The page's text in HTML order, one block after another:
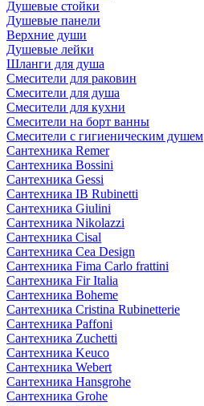
Душевые стойки
Душевые панели
Верхние души
Душевые лейки
Шланги для душа
Смесители для раковин
Смесители для душа
Смесители для кухни
Смесители на борт ванны
Смесители с гигиеническим душем
Сантехника Remer
Сантехника Bossini
Сантехника Gessi
Сантехника IB Rubinetti
Сантехника Giulini
Сантехника Nikolazzi
Сантехника Cisal
Сантехника Cea Design
Сантехника Fima Carlo frattini
Сантехника Fir Italia
Сантехника Boheme
Сантехника Cristina Rubinetterie
Сантехника Paffoni
Сантехника Zuchetti
Сантехника Keuco
Сантехника Webert
Сантехника Hansgrohe
Сантехника Grohe